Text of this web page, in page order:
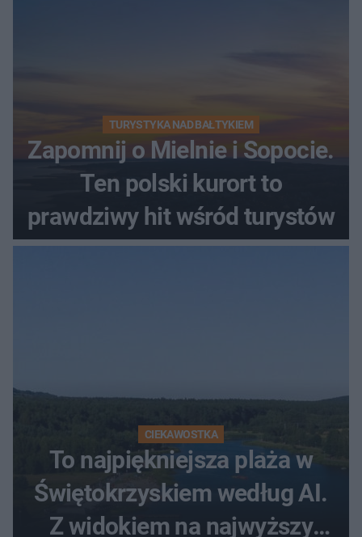
TURYSTYKA NAD BAŁTYKIEM
Zapomnij o Mielnie i Sopocie.
Ten polski kurort to
prawdziwy hit wśród turystów
CIEKAWOSTKA
To najpiękniejsza plaża w
Świętokrzyskiem według AI.
Z widokiem na najwyższy